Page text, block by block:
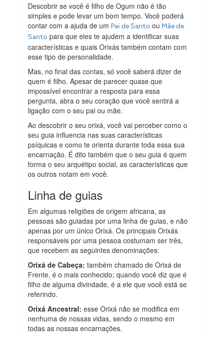
Descobrir se você é filho de Ogum não é tão
simples e pode levar um bom tempo. Você poderá
contar com a ajuda de umPai de Santo ouMãe de
Santo para que eles te ajudem a identificar suas
características e quais Orixás também contam com
esse tipo de personalidade.
Mas, no final das contas, só você saberá dizer de
quem é filho. Apesar de parecer quase que
impossível encontrar a resposta para essa
pergunta, abra o seu coração que você sentirá a
ligação com o seu pai ou mãe.
Ao descobrir o seu orixá, você vai perceber como o
seu guia influencia nas suas características
psíquicas e como te orienta durante toda essa sua
encarnação. É dito também que o seu guia é quem
forma o seu arquétipo social, as características que
os outros notam em você.
Linha de guias
Em algumas religiões de origem africana, as
pessoas são guiadas por uma linha de guias, e não
apenas por um único Orixá. Os principais Orixás
responsáveis por uma pessoa costumam ser três,
que recebem as seguintes denominações:
Orixá de Cabeça: também chamado de Orixá de
Frente, é o mais conhecido; quando você diz que é
filho de alguma divindade, é a ele que você está se
referindo.
Orixá Ancestral: esse Orixá não se modifica em
nenhuma de nossas vidas, sendo o mesmo em
todas as nossas encarnações.